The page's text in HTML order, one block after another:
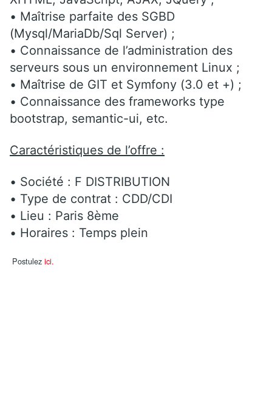
• Maîtrise parfaite des SGBD
(Mysql/MariaDb/Sql Server) ;
• Connaissance de l’administration des
serveurs sous un environnement Linux ;
• Maîtrise de GIT et Symfony (3.0 et +) ;
• Connaissance des frameworks type
bootstrap, semantic-ui, etc.
Caractéristiques de l’offre :
• Société : F DISTRIBUTION
• Type de contrat : CDD/CDI
• Lieu : Paris 8ème
• Horaires : Temps plein
Postulez ici.